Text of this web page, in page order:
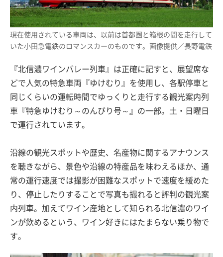
現在使用されている車両は、以前は首都圏と箱根の間を走行して
いた小田急電鉄のロマンスカーのものです。画像提供／長野電鉄
『北信濃ワインバレー列車』は正確に記すと、展望席な
どで人気の特急車両『ゆけむり』を使用し、各駅停車と
同じくらいの運転時間でゆっくりと走行する観光案内列
車『特急ゆけむり～のんびり号～』の一部。土・日曜日
で運行されています。
沿線の観光スポットや歴史、名産物に関するアナウンス
を聴きながら、景色や沿線の特産品を味わえるほか、通
常の運行速度では撮影が困難なスポットで速度を緩めた
り、停止したりすることで写真も撮れると評判の観光案
内列車。加えてワイン産地として知られる北信濃のワイ
ンが飲めるという、ワイン好きにはたまらない乗り物で
す。